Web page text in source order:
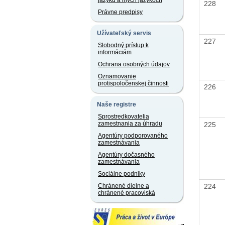
Právne predpisy
Užívateľský servis
Slobodný prístup k
informáciám
Ochrana osobných údajov
Oznamovanie
protispoločenskej činnosti
Naše registre
Sprostredkovatelia
zamestnania za úhradu
Agentúry podporovaného
zamestnávania
Agentúry dočasného
zamestnávania
Sociálne podniky
Chránené dielne a
chránené pracoviská
228
227
226
225
224